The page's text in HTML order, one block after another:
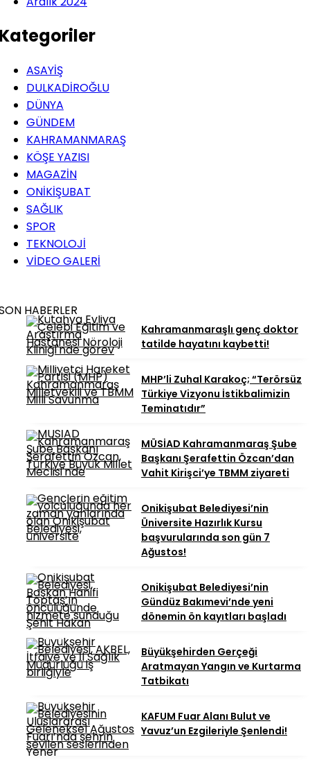
ASAYİŞ
DULKADİROĞLU
DÜNYA
GÜNDEM
KAHRAMANMARAŞ
KÖŞE YAZISI
MAGAZİN
ONİKİŞUBAT
SAĞLIK
SPOR
TEKNOLOJİ
VİDEO GALERİ
HABERLER
Kahramanmaraşlı genç doktor
tatilde hayatını kaybetti!
MHP’li Zuhal Karakoç; “Terörsüz
Türkiye Vizyonu İstikbalimizin
Teminatıdır”
MÜSİAD Kahramanmaraş Şube
Başkanı Şerafettin Özcan’dan
Vahit Kirişci’ye TBMM ziyareti
Onikişubat Belediyesi’nin
Üniversite Hazırlık Kursu
başvurularında son gün 7
Ağustos!
Onikişubat Belediyesi’nin
Gündüz Bakımevi’nde yeni
dönemin ön kayıtları başladı
Büyükşehirden Gerçeği
Aratmayan Yangın ve Kurtarma
Tatbikatı
KAFUM Fuar Alanı Bulut ve
Yavuz’un Ezgileriyle Şenlendi!